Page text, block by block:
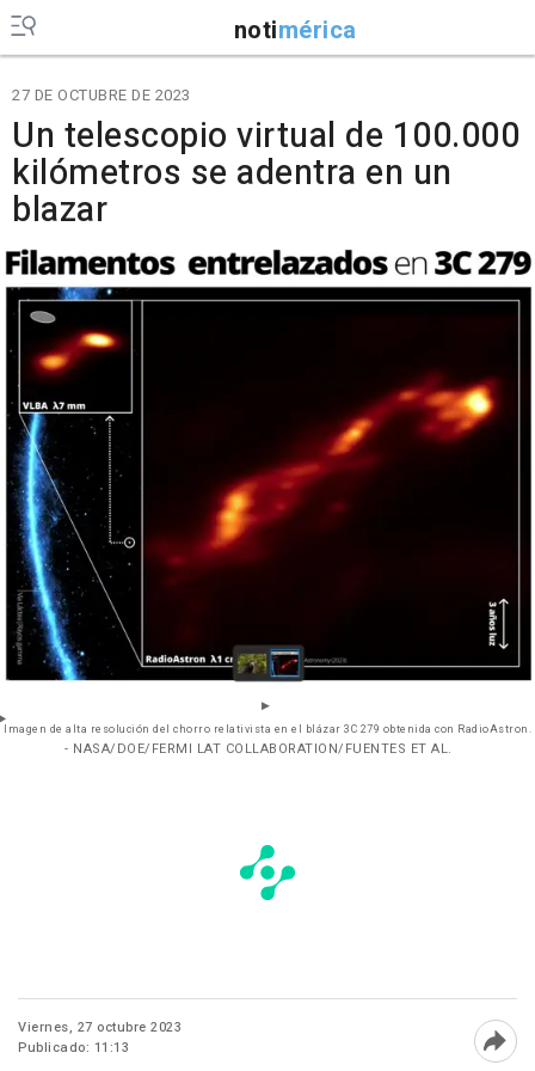
notimérica
27 DE OCTUBRE DE 2023
Un telescopio virtual de 100.000
kilómetros se adentra en un
blazar
Imagen de alta resolución del chorro relativista en el blázar 3C 279 obtenida con RadioAstron.
- NASA/DOE/FERMI LAT COLLABORATION/FUENTES ET AL.
Viernes, 27 octubre 2023
Publicado: 11:13